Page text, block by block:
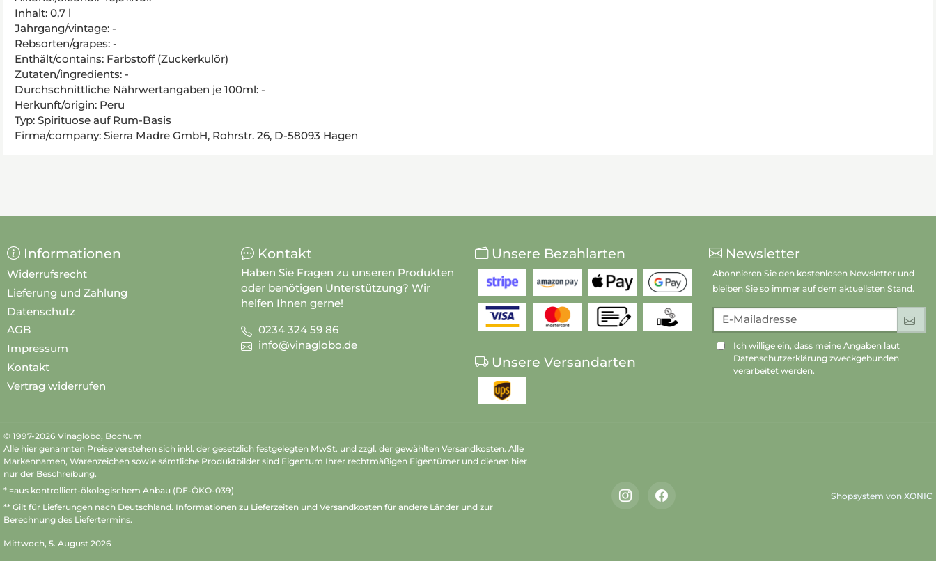
Inhalt: 0,7 l
Jahrgang/vintage: -
Rebsorten/grapes: -
Enthält/contains: Farbstoff (Zuckerkulör)
Zutaten/ingredients: -
Durchschnittliche Nährwertangaben je 100ml: -
Herkunft/origin: Peru
Typ: Spirituose auf Rum-Basis
Firma/company: Sierra Madre GmbH, Rohrstr. 26, D-58093 Hagen
Informationen
Widerrufsrecht
Lieferung und Zahlung
Datenschutz
AGB
Impressum
Kontakt
Vertrag widerrufen
Kontakt
Haben Sie Fragen zu unseren Produkten
oder benötigen Unterstützung? Wir
helfen Ihnen gerne!
0234 324 59 86
info@vinaglobo.de
Unsere Bezahlarten
Unsere Versandarten
Newsletter
Abonnieren Sie den kostenlosen Newsletter und
bleiben Sie so immer auf dem aktuellsten Stand.
E-Mailadresse
Ich willige ein, dass meine Angaben laut
Datenschutzerklärung zweckgebunden
verarbeitet werden.
© 1997-2026 Vinaglobo, Bochum
Alle hier genannten Preise verstehen sich inkl. der gesetzlich festgelegten MwSt. und zzgl. der gewählten Versandkosten. Alle
Markennamen, Warenzeichen sowie sämtliche Produktbilder sind Eigentum Ihrer rechtmäßigen Eigentümer und dienen hier
nur der Beschreibung.
* =aus kontrolliert-ökologischem Anbau (DE-ÖKO-039)
** Gilt für Lieferungen nach Deutschland. Informationen zu Lieferzeiten und Versandkosten für andere Länder und zur
Berechnung des Liefertermins.
Mittwoch, 5. August 2026
InstagramFacebook Shopsystem von XONIC